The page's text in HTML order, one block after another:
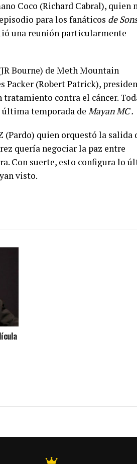
Coco (Richard Cabral), quien
para los fanáticos de
una reunión particularmente
Bourne) de Meth Mountain
Packer (Robert Patrick),
tratamiento contra el cáncer.
última temporada de Mayan MC .
(Pardo) quien orquestó la salida
quería negociar la paz entre
Con suerte, esto configura lo
visto.